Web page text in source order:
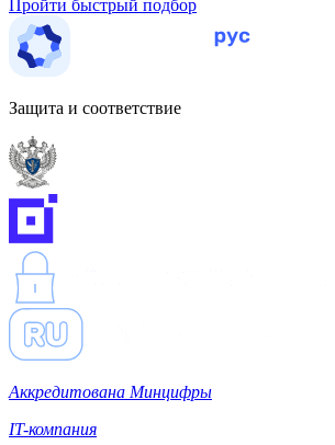
Пройти быстрый подбор
Защита и соответствие
Аккредитована Минцифры
IT-компания